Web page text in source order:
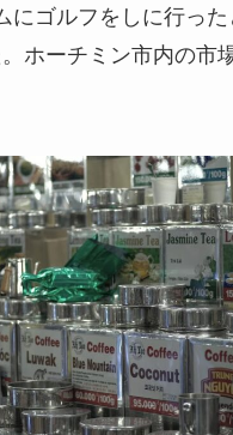
にゴルフをしに行っ
ホーチミン市内の市